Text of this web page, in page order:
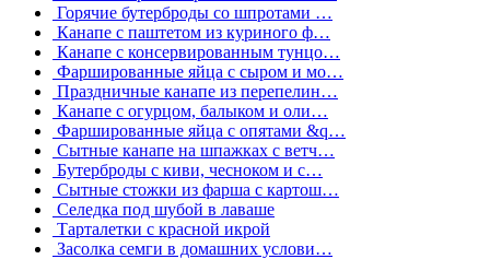
Горячие бутерброды со шпротами …
Канапе с паштетом из куриного ф…
Канапе с консервированным тунцо…
Фаршированные яйца с сыром и мо…
Праздничные канапе из перепелин…
Канапе с огурцом, балыком и оли…
Фаршированные яйца с опятами &q…
Сытные канапе на шпажках с ветч…
Бутерброды с киви, чесноком и с…
Сытные стожки из фарша с картош…
Селедка под шубой в лаваше
Тарталетки с красной икрой
Засолка семги в домашних услови…